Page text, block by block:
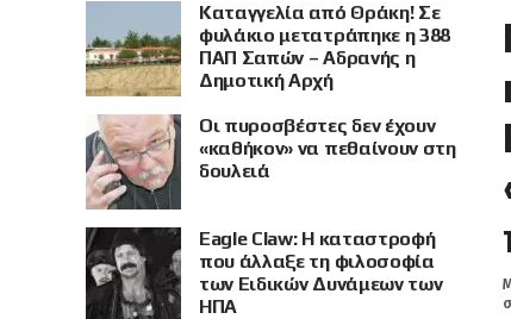
Καταγγελία από Θράκη! Σε
φυλάκιο μετατράπηκε η 388
ΠΑΠ Σαπών – Αδρανής η
Δημοτική Αρχή
Οι πυροσβέστες δεν έχουν
«καθήκον» να πεθαίνουν στη
δουλειά
Eagle Claw: Η καταστροφή
που άλλαξε τη φιλοσοφία
των Ειδικών Δυνάμεων των
ΗΠΑ